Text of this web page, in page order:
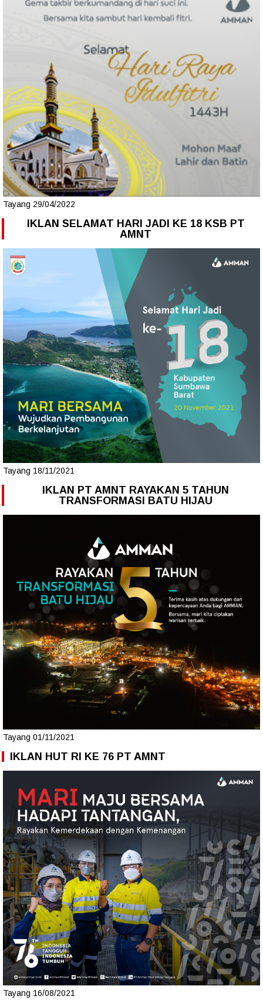
Tayang 29/04/2022
IKLAN SELAMAT HARI JADI KE 18 KSB PT
AMNT
Tayang 18/11/2021
IKLAN PT AMNT RAYAKAN 5 TAHUN
TRANSFORMASI BATU HIJAU
Tayang 01/11/2021
IKLAN HUT RI KE 76 PT AMNT
Tayang 16/08/2021